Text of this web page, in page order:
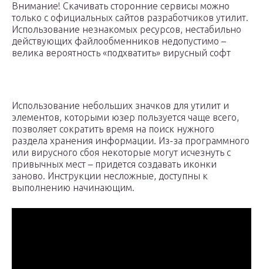
Внимание! Скачивать сторонние сервисы можно
только с официальных сайтов разработчиков утилит.
Использование незнакомых ресурсов, нестабильно
действующих файлообменников недопустимо –
велика вероятность «подхватить» вирусный софт
Использование небольших значков для утилит и
элементов, которыми юзер пользуется чаще всего,
позволяет сократить время на поиск нужного
раздела хранения информации. Из-за программного
или вирусного сбоя некоторые могут исчезнуть с
привычных мест – придется создавать иконки
заново. Инструкции несложные, доступны к
выполнению начинающим.